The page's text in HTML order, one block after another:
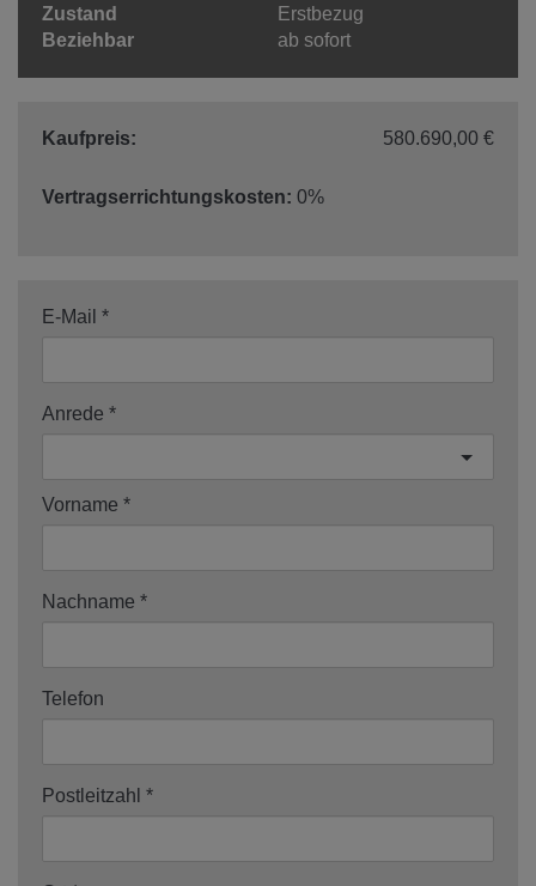
Zustand
Erstbezug
Beziehbar
ab sofort
Kaufpreis: 580.690,00 €
Vertragserrichtungskosten: 0%
E-Mail
Anrede
Vorname
Nachname
Telefon
Postleitzahl